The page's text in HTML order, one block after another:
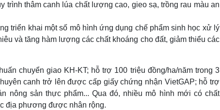
trình thâm canh lúa chất lượng cao, gieo sạ, trồng rau màu an
triển khai một số mô hình ứng dụng chế phẩm sinh học xử lý
và tăng hàm lượng các chất khoáng cho đất, giảm thiểu các
chuyển giao KH-KT; hỗ trợ 100 triệu đồng/ha/năm trong 3
canh trở lên được cấp giấy chứng nhận VietGAP; hỗ trợ
nông sản thực phẩm... Qua đó, nhiều mô hình mới có chất
địa phương được nhân rộng.